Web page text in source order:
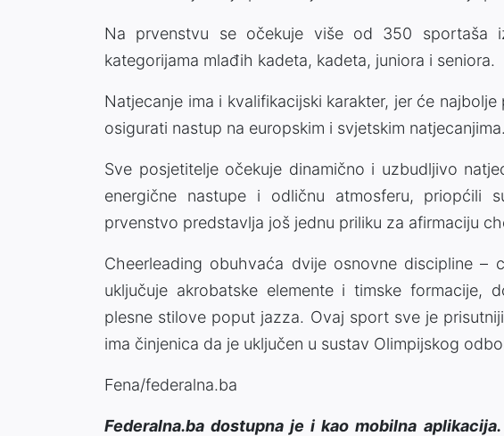
Na prvenstvu se očekuje više od 350 sportaša
kategorijama mlađih kadeta, kadeta, juniora i seniora.
Natjecanje ima i kvalifikacijski karakter, jer će
osigurati nastup na europskim i svjetskim natjecanjima.
Sve posjetitelje očekuje dinamično i uzbudljivo
energične nastupe i odličnu atmosferu, priopćili
prvenstvo predstavlja još jednu priliku za afirmaciju
Cheerleading obuhvaća dvije osnovne discipline –
uključuje akrobatske elemente i timske formacije,
plesne stilove poput jazza. Ovaj sport sve je
ima činjenica da je uključen u sustav Olimpijskog
Fena/federalna.ba
Federalna.ba dostupna je i kao mobilna